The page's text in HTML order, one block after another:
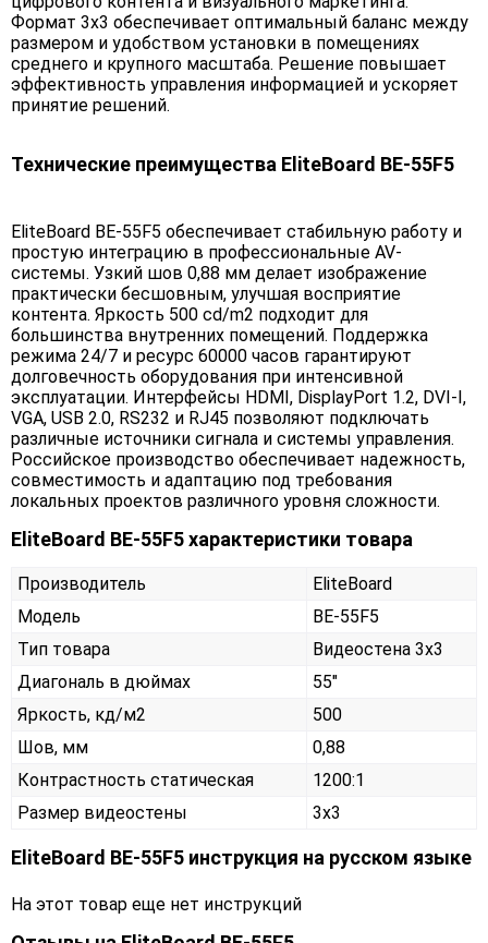
Формат 3х3 обеспечивает оптимальный баланс между
размером и удобством установки в помещениях
среднего и крупного масштаба. Решение повышает
эффективность управления информацией и ускоряет
принятие решений.
Технические преимущества EliteBoard BE-55F5
EliteBoard BE-55F5 обеспечивает стабильную работу и
простую интеграцию в профессиональные AV-
системы. Узкий шов 0,88 мм делает изображение
практически бесшовным, улучшая восприятие
контента. Яркость 500 cd/m2 подходит для
большинства внутренних помещений. Поддержка
режима 24/7 и ресурс 60000 часов гарантируют
долговечность оборудования при интенсивной
эксплуатации. Интерфейсы HDMI, DisplayPort 1.2, DVI-I,
VGA, USB 2.0, RS232 и RJ45 позволяют подключать
различные источники сигнала и системы управления.
Российское производство обеспечивает надежность,
совместимость и адаптацию под требования
локальных проектов различного уровня сложности.
EliteBoard BE-55F5 характеристики товара
Производитель
EliteBoard
Модель
BE-55F5
Тип товара
Видеостена 3х3
Диагональ в дюймах
55"
Яркость, кд/м2
500
Шов, мм
0,88
Контрастность статическая
1200:1
Размер видеостены
3x3
EliteBoard BE-55F5 инструкция на русском языке
На этот товар еще нет инструкций